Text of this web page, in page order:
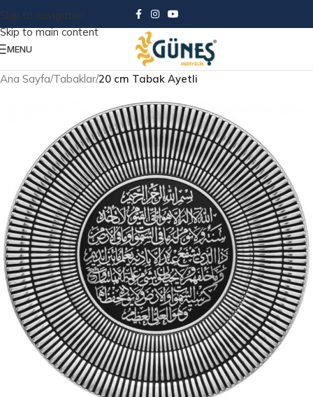
Skip to navigation
Skip to main content
MENU
Ana Sayfa Tabaklar 20 cm Tabak Ayetli